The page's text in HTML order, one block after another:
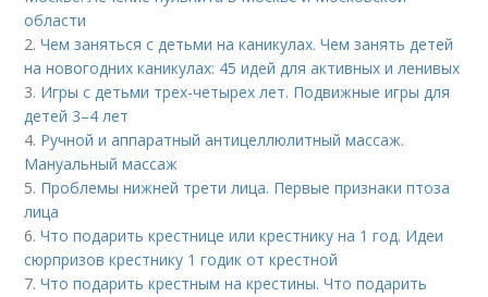
области
2.Чем заняться с детьми на каникулах. Чем занять детей
на новогодних каникулах: 45 идей для активных и ленивых
3. Игры с детьми трех-четырех лет. Подвижные игры для
детей 3–4 лет
4. Ручной и аппаратный антицеллюлитный массаж.
Мануальный массаж
5. Проблемы нижней трети лица. Первые признаки птоза
лица
6.Что подарить крестнице или крестнику на 1 год. Идеи
сюрпризов крестнику 1 годик от крестной
7.Что подарить крестным на крестины. Что подарить